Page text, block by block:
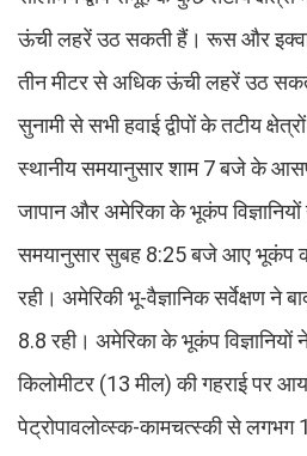
ऊंची लहरें उठ सकती हैं। रूस और
तीन मीटर से अधिक ऊंची लहरें उठ
सुनामी से सभी हवाई द्वीपों के तटीय
स्थानीय समयानुसार शाम 7 बजे के
जापान और अमेरिका के भूकंप विज्ञानियों
समयानुसार सुबह 8:25 बजे आए भूकंप
रही। अमेरिकी भू-वैज्ञानिक सर्वेक्षण ने
8.8 रही। अमेरिका के भूकंप
किलोमीटर (13 मील) की गहराई पर
पेट्रोपावलोव्स्क-कामचत्स्की से लगभग